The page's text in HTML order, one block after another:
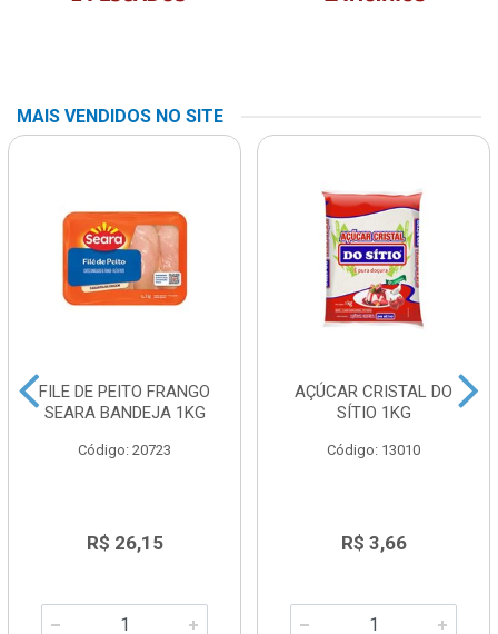
MAIS VENDIDOS NO SITE
FILE DE PEITO FRANGO
SEARA BANDEJA 1KG
Código: 20723
R$ 26,15
AÇÚCAR CRISTAL DO
SÍTIO 1KG
Código: 13010
R$ 3,66